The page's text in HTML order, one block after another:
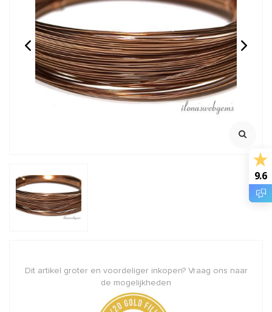
1x Rosé 14/20 Gold
filled lock-in oogje mini
ca. 3x0.64mm
Oersterk oogje met lock
mechanisme
Klik voor Youtube filmpje
Klik voor staffelkorting
€0,55 Incl. btw
14/20 Gold filled ketting
Schakel ca. 1.3mm
Lengte 50cm
€22,95 Incl. btw
€18,97 Excl. btw
Dit artikel groter en voordeliger inkopen? Vraag ons naar
de mogelijkheden
9.6